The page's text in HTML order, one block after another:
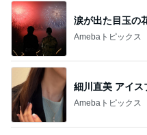
涙が出た目玉の
Amebaトピックス
細川直美 アイス
Amebaトピックス